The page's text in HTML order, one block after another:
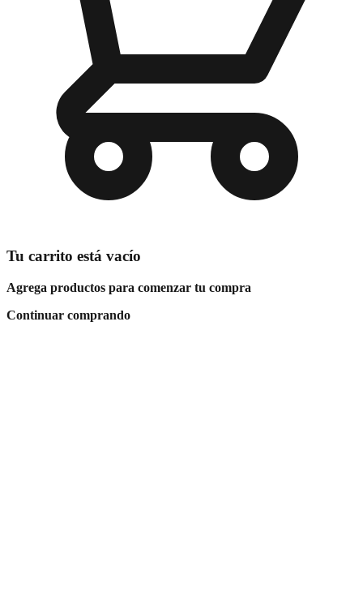
Tu carrito está vacío
Agrega productos para comenzar tu compra
Continuar comprando